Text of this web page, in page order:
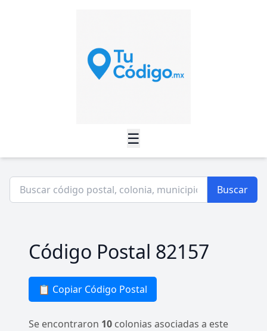
☰
Buscar
Código Postal 82157
📋 Copiar Código Postal
Se encontraron 10 colonias asociadas a este